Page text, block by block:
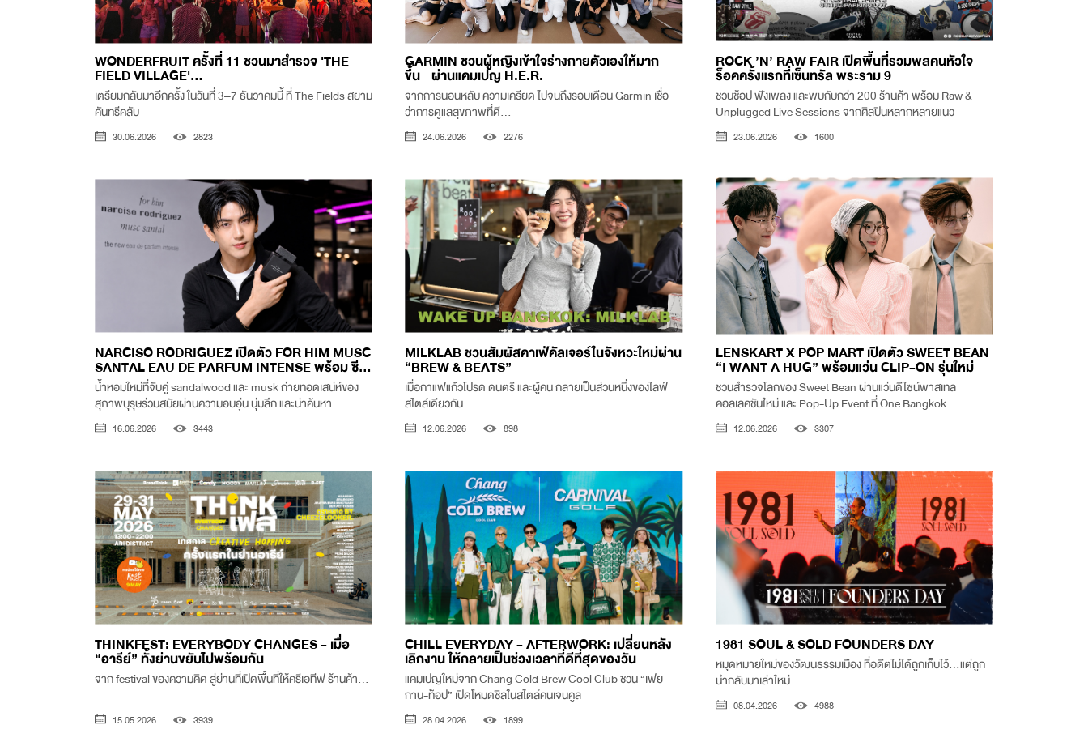
WONDERFRUIT ครั้งที่ 11 ชวนมาสำรวจ 'THE
FIELD VILLAGE'...
เตรียมกลับมาอีกครั้ง ในวันที่ 3–7 ธันวาคมนี้ ที่ The Fields สยาม
คันทรีคลับ
30.06.2026 2823
GARMIN ชวนผู้หญิงเข้าใจร่างกายตัวเองให้มาก
ขึ้น ผ่านแคมเปญ H.E.R.
จากการนอนหลับ ความเครียด ไปจนถึงรอบเดือน Garmin เชื่อ
ว่าการดูแลสุขภาพที่ดี...
24.06.2026 2276
ROCK ’N’ RAW FAIR เปิดพื้นที่รวมพลคนหัวใจ
ร็อคครั้งแรกที่เซ็นทรัล พระราม 9
ชวนช้อป ฟังเพลง และพบกับกว่า 200 ร้านค้า พร้อม Raw &
Unplugged Live Sessions จากศิลปินหลากหลายแนว
23.06.2026 1600
NARCISO RODRIGUEZ เปิดตัว FOR HIM MUSC
SANTAL EAU DE PARFUM INTENSE พร้อม ซี...
น้ำหอมใหม่ที่จับคู่ sandalwood และ musk ถ่ายทอดเสน่ห์ของ
สุภาพบุรุษร่วมสมัยผ่านความอบอุ่น นุ่มลึก และน่าค้นหา
16.06.2026 3443
MILKLAB ชวนสัมผัสคาเฟ่คัลเจอร์ในจังหวะใหม่ผ่าน
“BREW & BEATS”
เมื่อกาแฟแก้วโปรด ดนตรี และผู้คน กลายเป็นส่วนหนึ่งของไลฟ์
สไตล์เดียวกัน
12.06.2026 898
LENSKART X POP MART เปิดตัว SWEET BEAN
“I WANT A HUG” พร้อมแว่น CLIP-ON รุ่นใหม่
ชวนสำรวจโลกของ Sweet Bean ผ่านแว่นดีไซน์พาสเทล
คอลเลคชันใหม่ และ Pop-Up Event ที่ One Bangkok
12.06.2026 3307
THINKFEST: EVERYBODY CHANGES - เมื่อ
“อารีย์” ทั้งย่านขยับไปพร้อมกัน
จาก festival ของความคิด สู่ย่านที่เปิดพื้นที่ให้ครีเอทีฟ ร้านค้า...
15.05.2026 3939
CHILL EVERYDAY - AFTERWORK: เปลี่ยนหลัง
เลิกงาน ให้กลายเป็นช่วงเวลาที่ดีที่สุดของวัน
แคมเปญใหม่จาก Chang Cold Brew Cool Club ชวน “เฟย-
กาน-ท็อป” เปิดโหมดชิลในสไตล์คนเจนคูล
28.04.2026 1899
1981 SOUL & SOLD FOUNDERS DAY
หมุดหมายใหม่ของวัฒนธรรมเมือง ที่อดีตไม่ได้ถูกเก็บไว้…แต่ถูก
นำกลับมาเล่าใหม่
08.04.2026 4988